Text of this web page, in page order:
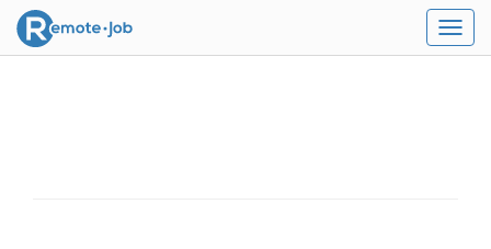
Меню